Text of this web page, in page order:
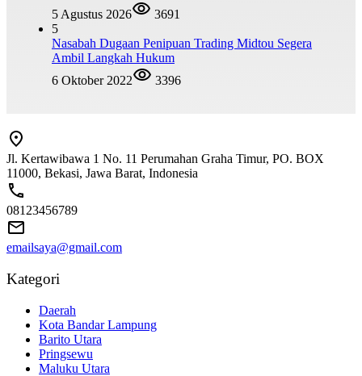
5 Agustus 2026
3691
5
Nasabah Dugaan Penipuan Trading Midtou Segera
Ambil Langkah Hukum
6 Oktober 2022
3396
Jl. Kertawibawa 1 No. 11 Perumahan Graha Timur, PO. BOX
11000, Bekasi, Jawa Barat, Indonesia
08123456789
emailsaya@gmail.com
Kategori
Daerah
Kota Bandar Lampung
Barito Utara
Pringsewu
Maluku Utara